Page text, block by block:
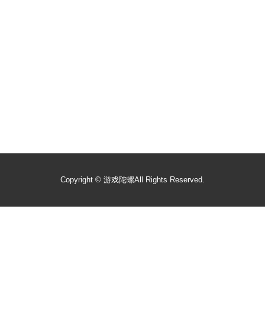
Copyright © 游戏陀螺All Rights Reserved.